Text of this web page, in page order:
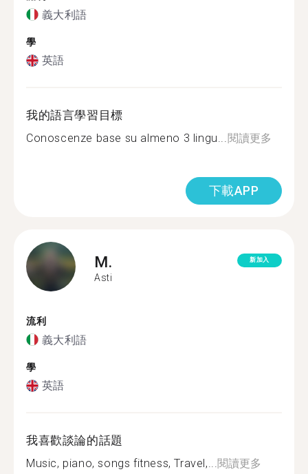
義大利語
學
英語
我的語言學習目標
Conoscenze base su almeno 3 lingu...閱讀更多
下載APP
M.
Asti
新加入
流利
義大利語
學
英語
我喜歡談論的話題
Music, piano, songs fitness, Travel,...閱讀更多